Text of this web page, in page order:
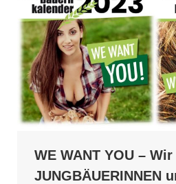
WE WANT YOU –
JUNGBÄUERINNEN